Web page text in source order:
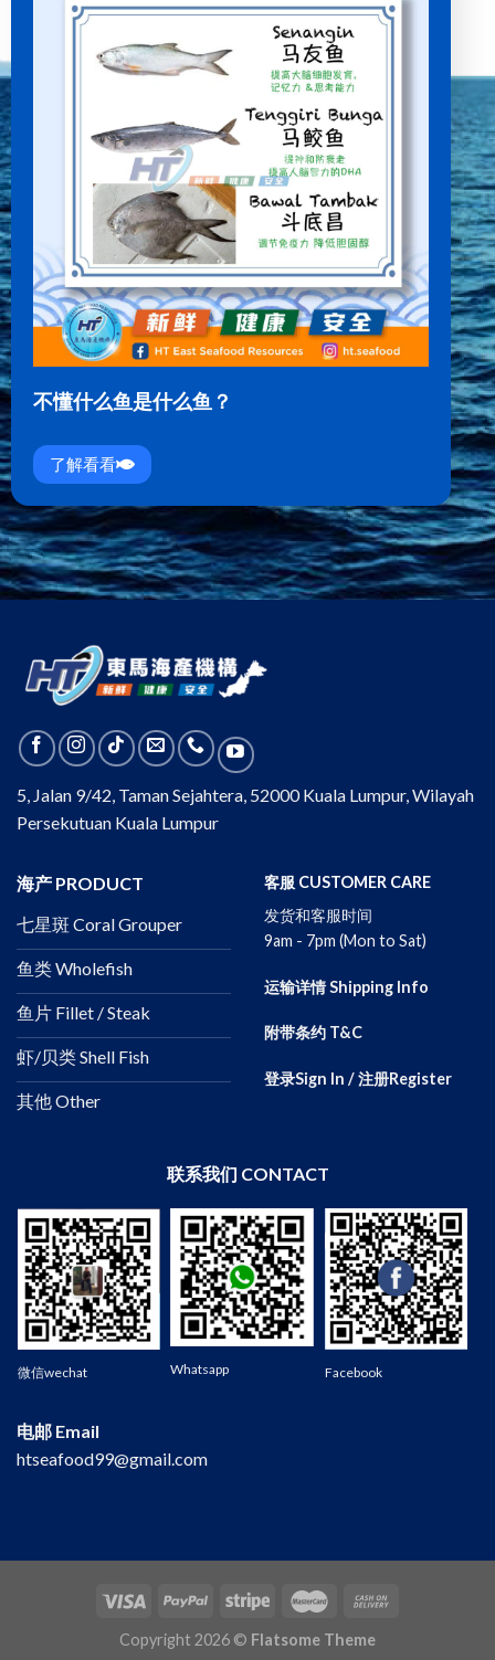
不懂什么鱼是什么鱼？
了解看看
5, Jalan 9/42, Taman Sejahtera, 52000 Kuala Lumpur, Wilayah
Persekutuan Kuala Lumpur
海产 PRODUCT
七星斑 Coral Grouper
鱼类 Wholefish
鱼片 Fillet / Steak
虾/贝类 Shell Fish
其他 Other
客服 CUSTOMER CARE
发货和客服时间
9am - 7pm (Mon to Sat)
运输详情 Shipping Info
附带条约 T&C
登录Sign In / 注册Register
联系我们 CONTACT
Wechat
微信wechat Whatsapp Facebook
电邮 Email
htseafood99@gmail.com
Copyright 2026 © Flatsome Theme